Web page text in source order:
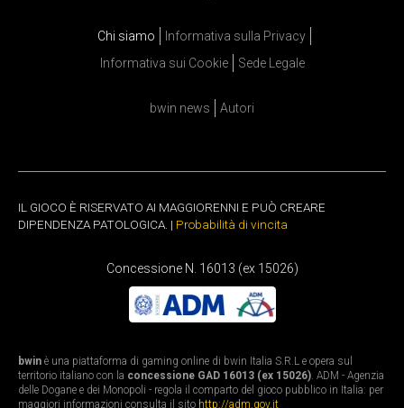
Chi siamo
Informativa sulla Privacy
Informativa sui Cookie
Sede Legale
bwin news Autori
IL GIOCO È RISERVATO AI MAGGIORENNI E PUÒ CREARE
DIPENDENZA PATOLOGICA. | Probabilità di vincita
Concessione N. 16013 (ex 15026)
bwin è una piattaforma di gaming online di bwin Italia S.R.L e opera sul
territorio italiano con la concessione GAD 16013 (ex 15026). ADM - Agenzia
delle Dogane e dei Monopoli - regola il comparto del gioco pubblico in Italia: per
maggiori informazioni consulta il sito http://adm.gov.it